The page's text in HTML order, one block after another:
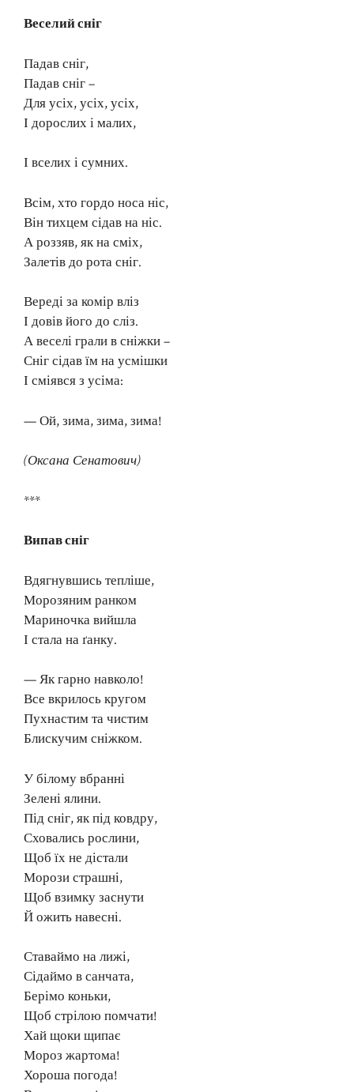
Веселий сніг
Падав сніг,
Падав сніг –
Для усіх, усіх, усіх,
І дорослих і малих,
І вселих і сумних.
Всім, хто гордо носа ніс,
Він тихцем сідав на ніс.
А роззяв, як на сміх,
Залетів до рота сніг.
Вереді за комір вліз
І довів його до сліз.
А веселі грали в сніжки –
Сніг сідав їм на усмішки
І сміявся з усіма:
— Ой, зима, зима, зима!
(Оксана Сенатович)
***
Випав сніг
Вдягнувшись тепліше,
Морозяним ранком
Мариночка вийшла
І стала на ґанку.
— Як гарно навколо!
Все вкрилось кругом
Пухнастим та чистим
Блискучим сніжком.
У білому вбранні
Зелені ялини.
Під сніг, як під ковдру,
Сховались рослини,
Щоб їх не дістали
Морози страшні,
Щоб взимку заснути
Й ожить навесні.
Ставаймо на лижі,
Сідаймо в санчата,
Берімо коньки,
Щоб стрілою помчати!
Хай щоки щипає
Мороз жартома!
Хороша погода!